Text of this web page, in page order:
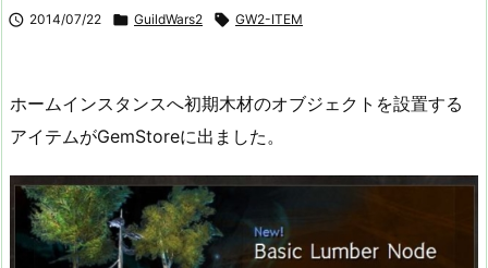
 2014/07/22  GuildWars2  GW2-ITEM
ホームインスタンスへ初期木材のオブジェクトを設置する
アイテムがGemStoreに出ました。